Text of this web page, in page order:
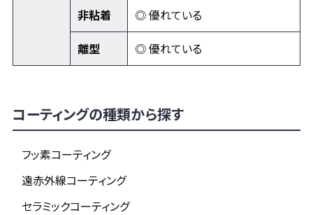
コーティングの種類から探す
フッ素コーティング
遠赤外線コーティング
セラミックコーティング
非粘着
◎ 優れている
離型
◎ 優れている